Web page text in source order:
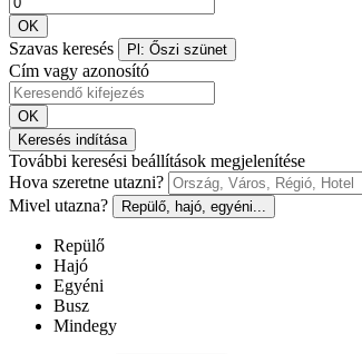
OK
Szavas keresés Pl: Őszi szünet
Cím vagy azonosító
OK
Keresés indítása
További keresési beállítások megjelenítése
Hova szeretne utazni?
Mivel utazna?
Repülő, hajó, egyéni...
Repülő
Hajó
Egyéni
Busz
Mindegy